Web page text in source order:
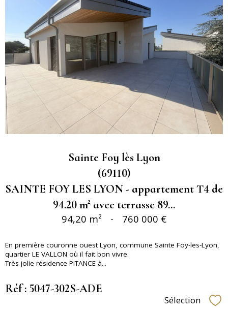
Sainte Foy lès Lyon
(69110)
SAINTE FOY LES LYON - appartement T4 de
94.20 m² avec terrasse 89...
94,20 m² - 760 000 €
En première couronne ouest Lyon, commune Sainte Foy-les-Lyon,
quartier LE VALLON où il fait bon vivre.
Très jolie résidence PITANCE à...
Réf : 5047-302S-ADE
Sélection